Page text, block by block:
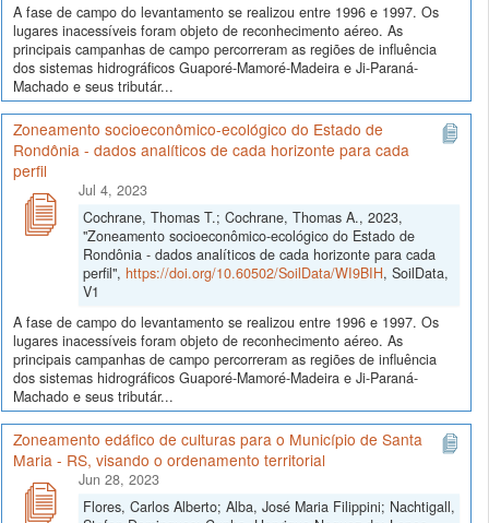
A fase de campo do levantamento se realizou entre 1996 e 1997. Os
lugares inacessíveis foram objeto de reconhecimento aéreo. As
principais campanhas de campo percorreram as regiões de influência
dos sistemas hidrográficos Guaporé-Mamoré-Madeira e Ji-Paraná-
Machado e seus tributár...
Zoneamento socioeconômico-ecológico do Estado de
Rondônia - dados analíticos de cada horizonte para cada
perfil
Jul 4, 2023
Cochrane, Thomas T.; Cochrane, Thomas A., 2023,
"Zoneamento socioeconômico-ecológico do Estado de
Rondônia - dados analíticos de cada horizonte para cada
perfil", https://doi.org/10.60502/SoilData/WI9BIH, SoilData,
V1
A fase de campo do levantamento se realizou entre 1996 e 1997. Os
lugares inacessíveis foram objeto de reconhecimento aéreo. As
principais campanhas de campo percorreram as regiões de influência
dos sistemas hidrográficos Guaporé-Mamoré-Madeira e Ji-Paraná-
Machado e seus tributár...
Zoneamento edáfico de culturas para o Município de Santa
Maria - RS, visando o ordenamento territorial
Jun 28, 2023
Flores, Carlos Alberto; Alba, José Maria Filippini; Nachtigall,